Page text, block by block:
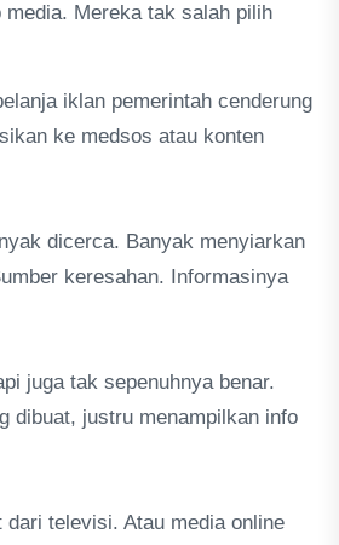
media. Mereka tak salah pilih
iklan pemerintah cenderung
ke medsos atau konten
dicerca. Banyak menyiarkan
keresahan. Informasinya
juga tak sepenuhnya benar.
dibuat, justru menampilkan info
dari televisi. Atau media online